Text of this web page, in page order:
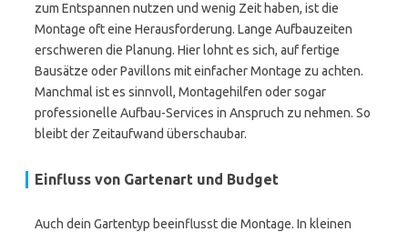
zum Entspannen nutzen und wenig Zeit haben, ist die
Montage oft eine Herausforderung. Lange Aufbauzeiten
erschweren die Planung. Hier lohnt es sich, auf fertige
Bausätze oder Pavillons mit einfacher Montage zu achten.
Manchmal ist es sinnvoll, Montagehilfen oder sogar
professionelle Aufbau-Services in Anspruch zu nehmen. So
bleibt der Zeitaufwand überschaubar.
Einfluss von Gartenart und Budget
Auch dein Gartentyp beeinflusst die Montage. In kleinen